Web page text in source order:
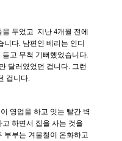
을 두었고 지난 4개월 전에
니다. 남편인 베리는 인디
고 무척 기뻐했었습니다.
달러였었던 겁니다. 그런
겁니다.
영업을 하고 잇는 빨간 벽
하면서 집을 사는 것을
부부는 겨울철이 온화하고